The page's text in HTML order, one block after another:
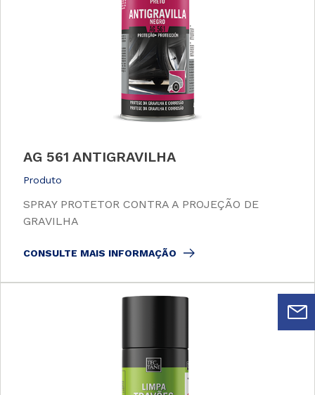
AG 561 ANTIGRAVILHA
Produto
SPRAY PROTETOR CONTRA A PROJEÇÃO DE
GRAVILHA
CONSULTE MAIS INFORMAÇÃO